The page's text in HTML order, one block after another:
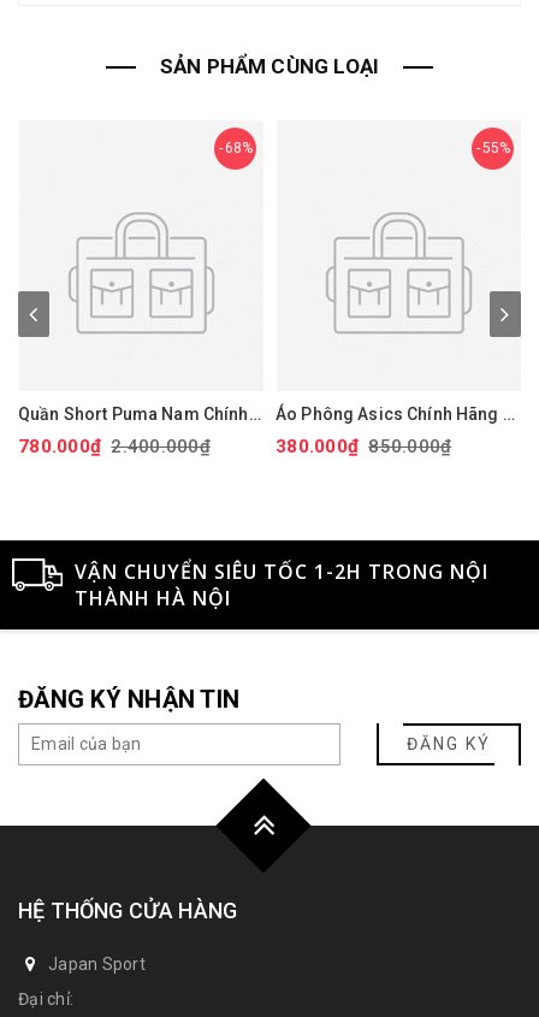
SẢN PHẨM CÙNG LOẠI
68%
Quần Short Puma Nam Chính
Hãng - 101 Solid 9" Golf
Shorts - Màu đỏ | JapanSport
780.000₫ 2.400.000₫
55%
Áo Phông Asics Chính Hãng -
Dry Printed Volleyball Jerseys
- Màu Đen | JapanSport
380.000₫ 850.000₫
VẬN CHUYỂN SIÊU TỐC 1-2H TRONG NỘI
THÀNH HÀ NỘI
ĐĂNG KÝ NHẬN TIN
ĐĂNG KÝ
HỆ THỐNG CỬA HÀNG
Japan Sport
Đại chỉ: